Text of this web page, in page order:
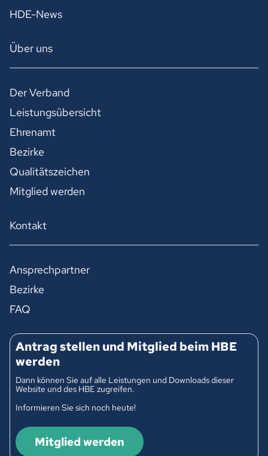
HDE-News
Über uns
Der Verband
Leistungsübersicht
Ehrenamt
Bezirke
Qualitätszeichen
Mitglied werden
Kontakt
Ansprechpartner
Bezirke
FAQ
Antrag stellen und Mitglied beim HBE
werden
Dann können Sie auf alle Leistungen und Downloads dieser
Website und des HBE zugreifen.
Informieren Sie sich noch heute!
Mitglied werden